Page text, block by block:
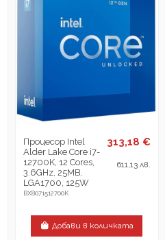
Процесор Intel
Alder Lake Core i7-
12700K, 12 Cores,
3.6GHz, 25MB,
LGA1700, 125W
BX8071512700K
313,18 €
611,13 лв.
Добави в количката